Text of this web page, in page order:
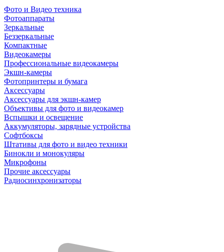
Фото и Видео техника
Фотоаппараты
Зеркальные
Беззеркальные
Компактные
Видеокамеры
Профессиональные видеокамеры
Экшн-камеры
Фотопринтеры и бумага
Аксессуары
Аксессуары для экшн-камер
Объективы для фото и видеокамер
Вспышки и освещение
Аккумуляторы, зарядные устройства
Софтбоксы
Штативы для фото и видео техники
Бинокли и монокуляры
Микрофоны
Прочие аксессуары
Радиосинхронизаторы